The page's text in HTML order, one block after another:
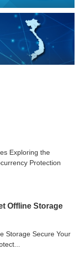
Exploring the
Protection
Offline Storage
Storage Secure Your